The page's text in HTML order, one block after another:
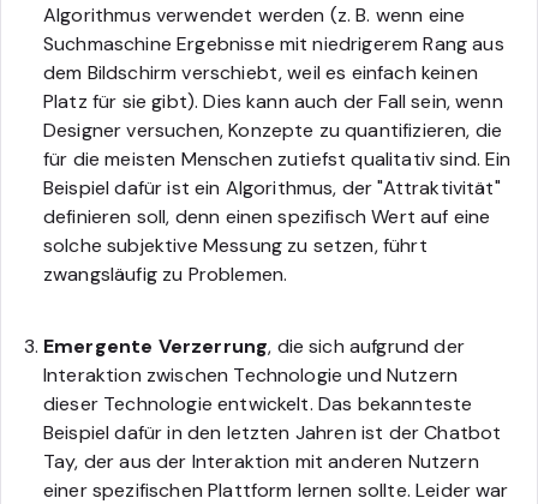
Algorithmus verwendet werden (z. B. wenn eine
Suchmaschine Ergebnisse mit niedrigerem Rang aus
dem Bildschirm verschiebt, weil es einfach keinen
Platz für sie gibt). Dies kann auch der Fall sein, wenn
Designer versuchen, Konzepte zu quantifizieren, die
für die meisten Menschen zutiefst qualitativ sind. Ein
Beispiel dafür ist ein Algorithmus, der "Attraktivität"
definieren soll, denn einen spezifisch Wert auf eine
solche subjektive Messung zu setzen, führt
zwangsläufig zu Problemen.
Emergente Verzerrung, die sich aufgrund der
Interaktion zwischen Technologie und Nutzern
dieser Technologie entwickelt. Das bekannteste
Beispiel dafür in den letzten Jahren ist der Chatbot
Tay, der aus der Interaktion mit anderen Nutzern
einer spezifischen Plattform lernen sollte. Leider war